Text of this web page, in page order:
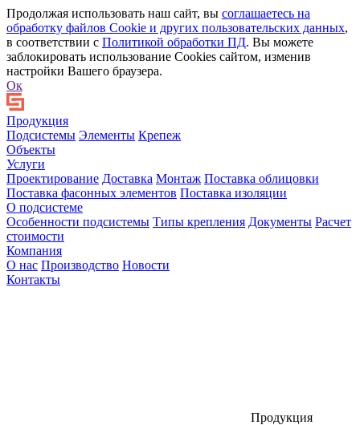
Продолжая использовать наш сайт, вы соглашаетесь на
обработку файлов Сookie и других пользовательских данных,
в соответствии с Политикой обработки ПД. Вы можете
заблокировать использование Cookies сайтом, изменив
настройки Вашего браузера.
Ок
Продукция
Подсистемы Элементы Крепеж
Объекты
Услуги
Проектирование Доставка Монтаж Поставка облицовки
Поставка фасонных элементов Поставка изоляции
О подсистеме
Особенности подсистемы Типы крепления Документы Расчет
стоимости
Компания
О нас Производство Новости
Контакты
Продукция